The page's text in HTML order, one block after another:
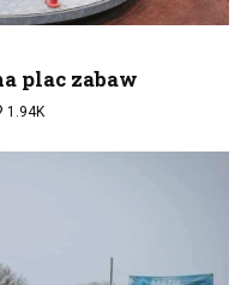
plac zabaw
1.94K